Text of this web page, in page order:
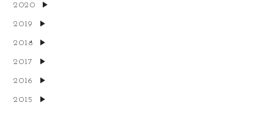
2020
2019
2018
2017
2016
2015